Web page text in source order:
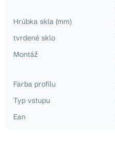
Hrúbka skla (mm)
tvrdené sklo
Montáž
Farba profilu
Typ vstupu
Ean